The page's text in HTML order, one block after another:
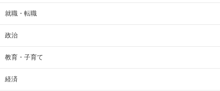
就職・転職
政治
教育・子育て
経済